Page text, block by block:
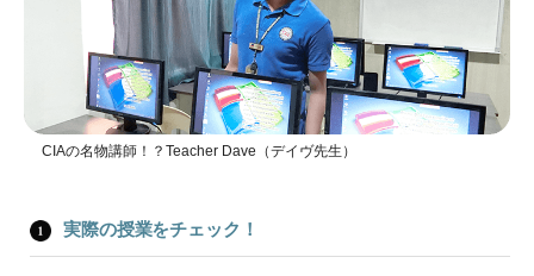
CIAの名物講師！？Teacher Dave（デイヴ先生）
実際の授業をチェック！